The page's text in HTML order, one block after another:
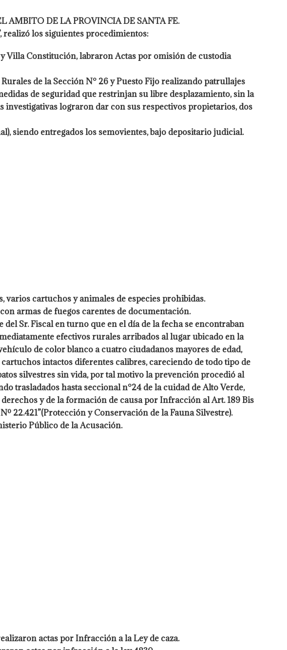
AMBITO DE LA PROVINCIA DE SANTA FE.
realizó los siguientes procedimientos:
Villa Constitución, labraron Actas por omisión de custodia
de la Sección N° 26 y Puesto Fijo realizando patrullajes
de seguridad que restrinjan su libre desplazamiento, sin la
investigativas lograron dar con sus respectivos propietarios, dos
siendo entregados los semovientes, bajo depositario judicial.
varios cartuchos y animales de especies prohibidas.
armas de fuegos carentes de documentación.
del Sr. Fiscal en turno que en el día de la fecha se encontraban
efectivos rurales arribados al lugar ubicado en la
de color blanco a cuatro ciudadanos mayores de edad,
intactos diferentes calibres, careciendo de todo tipo de
silvestres sin vida,por tal motivo la prevención procedió al
trasladados hastaseccional n°24 de la cuidad de Alto Verde,
y de la formación de causa por Infracción al Art. 189 Bis
22.421”(Protección yConservación de la Fauna Silvestre).
Público de la Acusación.
actas por Infracción a la Ley de caza.